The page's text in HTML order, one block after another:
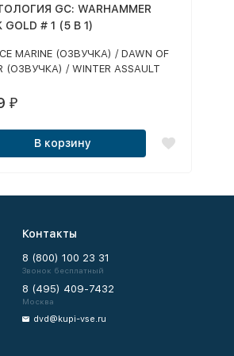
GC: WARHAMMER
GOLD # 1 (5 В 1)
MARINE (ОЗВУЧКА) / DAWN OF
(ОЗВУЧКА) / WINTER ASSAULT
/ SOULSTORM (ОЗВУЧКА)
₽
В корзину
Контакты
8 (800) 100 23 31
Звонок бесплатный
8 (495) 409-7432
Москва
dvd@kupi-vse.ru